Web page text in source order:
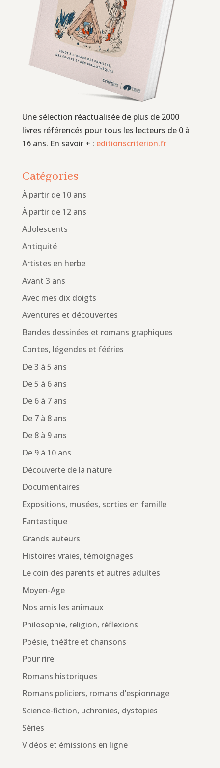
Une sélection réactualisée de plus de 2000
livres référencés pour tous les lecteurs de 0 à
16 ans. En savoir + : editionscriterion.fr
Catégories
À partir de 10 ans
À partir de 12 ans
Adolescents
Antiquité
Artistes en herbe
Avant 3 ans
Avec mes dix doigts
Aventures et découvertes
Bandes dessinées et romans graphiques
Contes, légendes et fééries
De 3 à 5 ans
De 5 à 6 ans
De 6 à 7 ans
De 7 à 8 ans
De 8 à 9 ans
De 9 à 10 ans
Découverte de la nature
Documentaires
Expositions, musées, sorties en famille
Fantastique
Grands auteurs
Histoires vraies, témoignages
Le coin des parents et autres adultes
Moyen-Age
Nos amis les animaux
Philosophie, religion, réflexions
Poésie, théâtre et chansons
Pour rire
Romans historiques
Romans policiers, romans d’espionnage
Science-fiction, uchronies, dystopies
Séries
Vidéos et émissions en ligne